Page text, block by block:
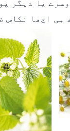
یا دیگر
ہی اچھا نکاس